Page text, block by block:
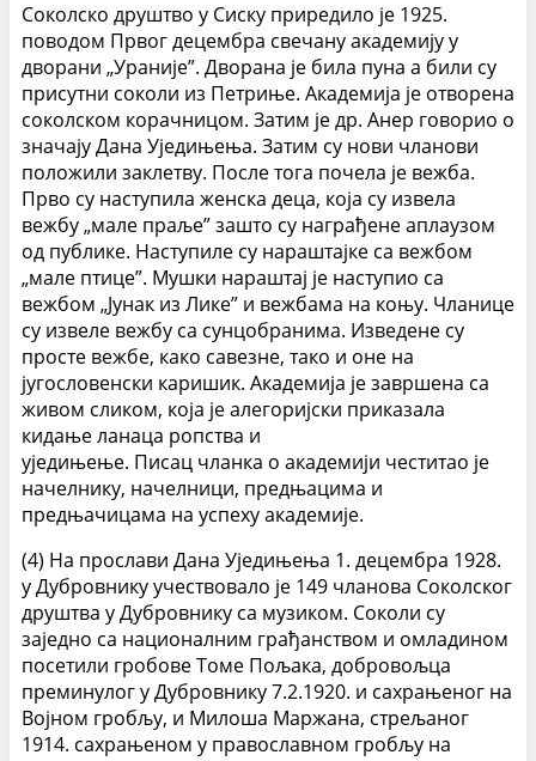
Соколско друштво у Сиску приредило је 1925.
поводом Првог децембра свечану академију у
дворани „Ураније”. Дворана је била пуна а били су
присутни соколи из Петриње. Академија је отворена
соколском корачницом. Затим је др. Анер говорио о
значају Дана Уједињења. Затим су нови чланови
положили заклетву. После тога почела је вежба.
Прво су наступила женска деца, која су извела
вежбу „мале праље” зашто су награђене аплаузом
од публике. Наступиле су нараштајке са вежбом
„мале птице”. Мушки нараштај је наступио са
вежбом „Јунак из Лике” и вежбама на коњу. Чланице
су извеле вежбу са сунцобранима. Изведене су
просте вежбе, како савезне, тако и оне на
југословенски каришик. Академија је завршена са
живом сликом, која је алегоријски приказала
кидање ланаца ропства и
уједињење. Писац чланка о академији честитао је
начелнику, начелници, предњацима и
предњачицама на успеху академије.
(4) На прослави Дана Уједињења 1. децембра 1928.
у Дубровнику учествовало је 149 чланова Соколског
друштва у Дубровнику са музиком. Соколи су
заједно са националним грађанством и омладином
посетили гробове Томе Пољака, добровољца
преминулог у Дубровнику 7.2.1920. и сахрањеног на
Војном гробљу, и Милоша Маржана, стрељаног
1914. сахрањеном у православном гробљу на